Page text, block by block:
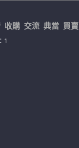
收購 交流 典當 買賣
1